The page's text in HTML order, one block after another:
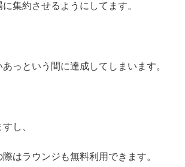
集約させるようにしてます。
っという間に達成してしまいます。
し、
はラウンジも無料利用できます。